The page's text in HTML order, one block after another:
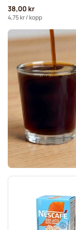
38,00 kr
4,75 kr/ kopp